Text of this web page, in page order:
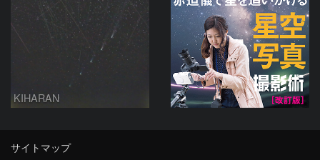
KIHARAN
サイトマップ